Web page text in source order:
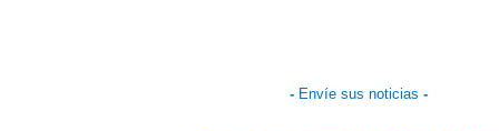
- Envíe sus noticias -